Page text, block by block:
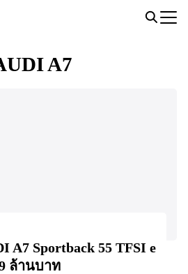
A7
A7 Sportback 55 TFSI e
ล้านบาท